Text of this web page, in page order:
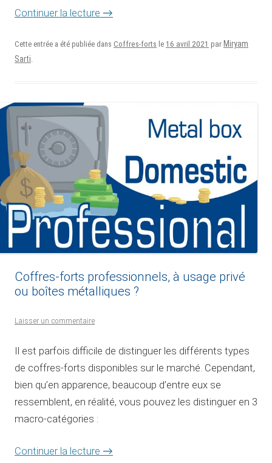
Continuer la lecture →
Cette entrée a été publiée dans Coffres-forts le 16 avril 2021 par Miryam
Sarti
Coffres-forts professionnels, à usage privé
ou boîtes métalliques ?
Laisser un commentaire
Il est parfois difficile de distinguer les différents types
de coffres-forts disponibles sur le marché. Cependant,
bien qu’en apparence, beaucoup d’entre eux se
ressemblent, en réalité, vous pouvez les distinguer en 3
macro-catégories :
Continuer la lecture →